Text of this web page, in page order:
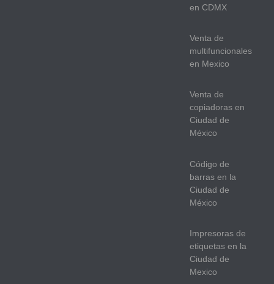
en CDMX
Venta de
multifuncionales
en Mexico
Venta de
copiadoras en
Ciudad de
México
Código de
barras en la
Ciudad de
México
Impresoras de
etiquetas en la
Ciudad de
Mexico